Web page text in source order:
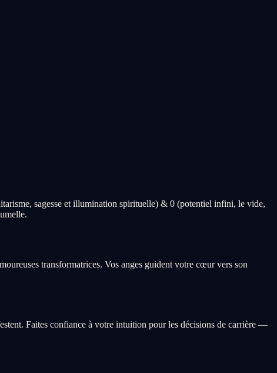
sagesse et illumination spirituelle) & 0 (potentiel infini, le vide,
transformatrices. Vos anges guident votre cœur vers son
Faites confiance à votre intuition pour les décisions de carrière —